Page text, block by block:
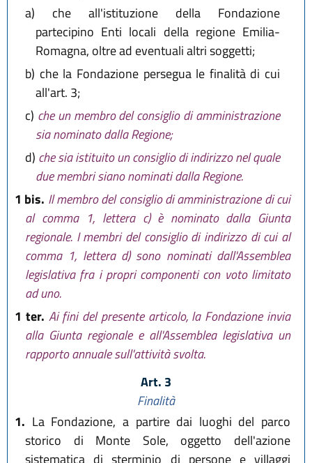
a) che all'istituzione della Fondazione
partecipino Enti locali della regione Emilia-
Romagna, oltre ad eventuali altri soggetti;
b) che la Fondazione persegua le finalità di cui
all'art. 3;
c) che un membro del consiglio di amministrazione
sia nominato dalla Regione;
d) che sia istituito un consiglio di indirizzo nel quale
due membri siano nominati dalla Regione.
1 bis. Il membro del consiglio di amministrazione di cui
al comma 1, lettera c) è nominato dalla Giunta
regionale. I membri del consiglio di indirizzo di cui al
comma 1, lettera d) sono nominati dall'Assemblea
legislativa fra i propri componenti con voto limitato
ad uno.
1 ter. Ai fini del presente articolo, la Fondazione invia
alla Giunta regionale e all'Assemblea legislativa un
rapporto annuale sull'attività svolta.
Art. 3
Finalità
1. La Fondazione, a partire dai luoghi del parco
storico di Monte Sole, oggetto dell'azione
sistematica di sterminio di persone e villaggi